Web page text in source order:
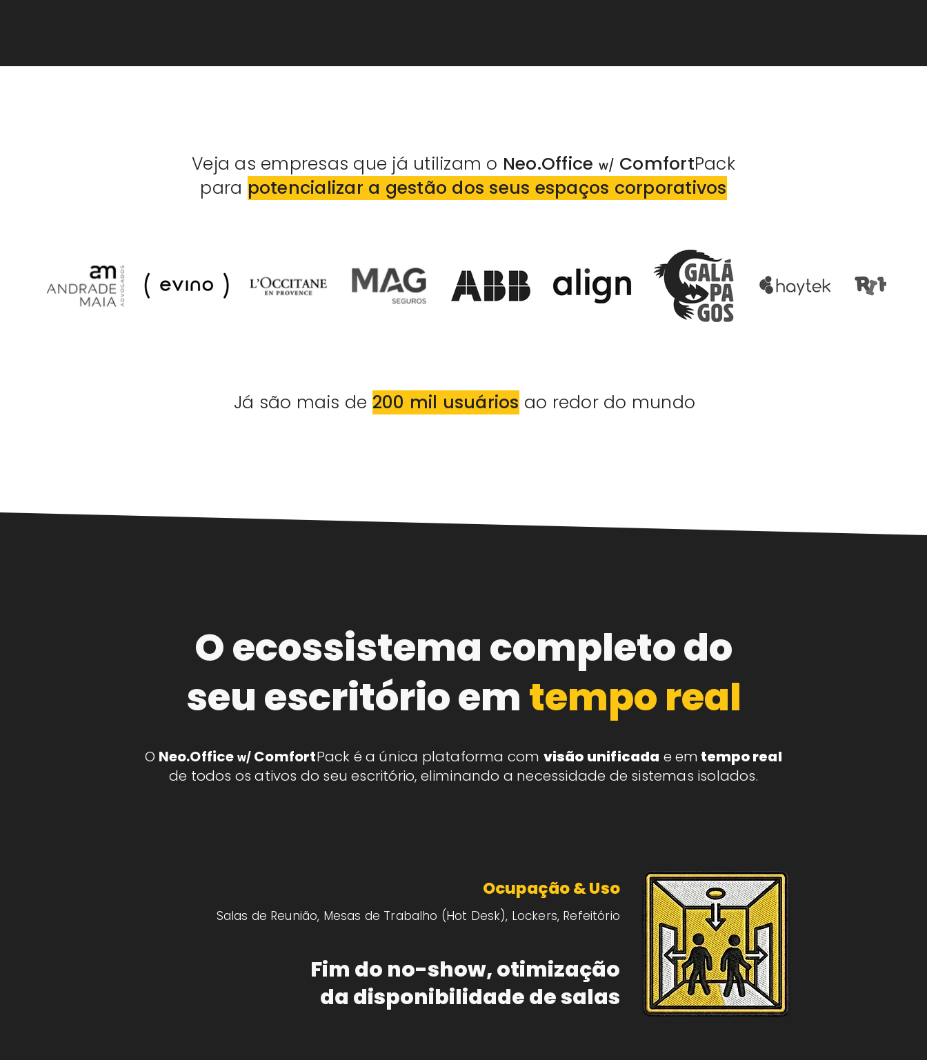
Veja as empresas que já utilizam o Neo.Office w/ ComfortPack
para potencializar a gestão dos seus espaços corporativos
Já são mais de 200 mil usuários ao redor do mundo
O ecossistema completo do
seu escritório emtempo real
O Neo.Office w/ ComfortPack é a única plataforma com visão unificada e em tempo real
de todos os ativos do seu escritório, eliminando a necessidade de sistemas isolados.
Ocupação & Uso
Salas de Reunião, Mesas de Trabalho (Hot Desk), Lockers, Refeitório
Fim do no-show, otimização
da disponibilidade de salas